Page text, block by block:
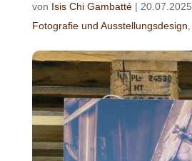
von Isis Chi Gambatté| 20.07.2025
Fotografie und Ausstellungsdesign